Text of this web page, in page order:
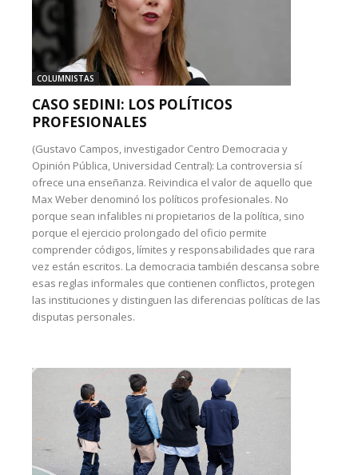
COLUMNISTAS
CASO SEDINI: LOS POLÍTICOS
PROFESIONALES
(Gustavo Campos, investigador Centro Democracia y
Opinión Pública, Universidad Central): La controversia sí
ofrece una enseñanza. Reivindica el valor de aquello que
Max Weber denominó los políticos profesionales. No
porque sean infalibles ni propietarios de la política, sino
porque el ejercicio prolongado del oficio permite
comprender códigos, límites y responsabilidades que rara
vez están escritos. La democracia también descansa sobre
esas reglas informales que contienen conflictos, protegen
las instituciones y distinguen las diferencias políticas de las
disputas personales.